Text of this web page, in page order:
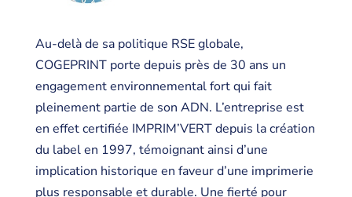
Au-delà de sa politique RSE globale,
COGEPRINT porte depuis près de 30 ans un
engagement environnemental fort qui fait
pleinement partie de son ADN. L’entreprise est
en effet certifiée IMPRIM’VERT depuis la création
du label en 1997, témoignant ainsi d’une
implication historique en faveur d’une imprimerie
plus responsable et durable. Une fierté pour